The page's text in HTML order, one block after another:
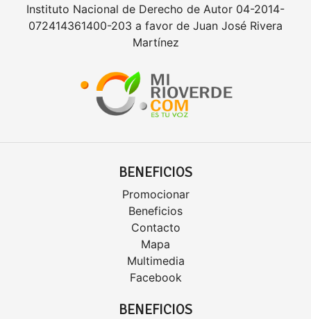
Instituto Nacional de Derecho de Autor 04-2014-
072414361400-203 a favor de Juan José Rivera
Martínez
BENEFICIOS
Promocionar
Beneficios
Contacto
Mapa
Multimedia
Facebook
BENEFICIOS